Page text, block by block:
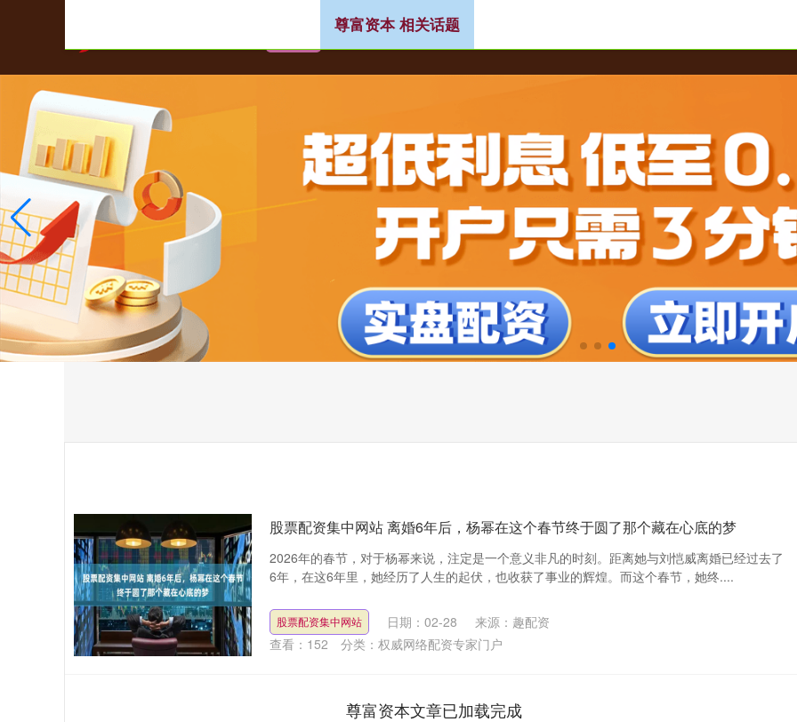
免费配资炒股入配资平台
尊富资本 相关话题
股票配资集中网站 离婚6年后，杨幂在这个春节终于圆了那个藏在心底的梦
2026年的春节，对于杨幂来说，注定是一个意义非凡的时刻。距离她与刘恺威离婚已经过去了
6年，在这6年里，她经历了人生的起伏，也收获了事业的辉煌。而这个春节，她终....
股票配资集中网站 日期：02-28
来源：趣配资
查看： 152 分类： 权威网络配资专家门户
尊富资本文章已加载完成